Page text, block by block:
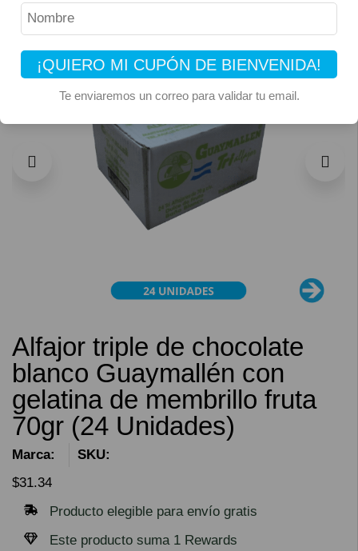
¡QUIERO MI CUPÓN DE BIENVENIDA!
Te enviaremos un correo para validar tu email.
Alfajor triple de chocolate
blanco Guaymallén con
gelatina de membrillo fruta
70gr (24 Unidades)
Marca:
SKU:
$31.34
Producto elegible para envío gratis
Este producto suma 1 Rewards